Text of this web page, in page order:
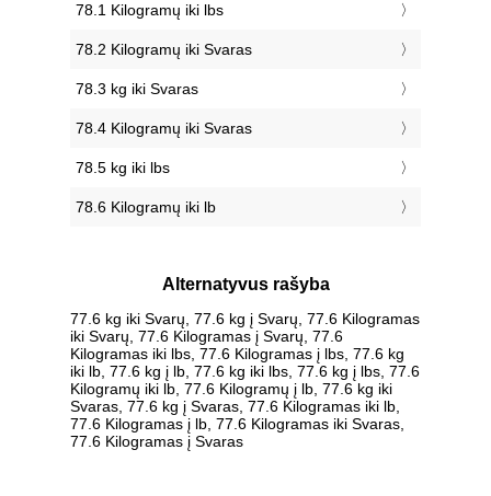
78.1 Kilogramų iki lbs
78.2 Kilogramų iki Svaras
78.3 kg iki Svaras
78.4 Kilogramų iki Svaras
78.5 kg iki lbs
78.6 Kilogramų iki lb
Alternatyvus rašyba
77.6 kg iki Svarų, 77.6 kg į Svarų, 77.6 Kilogramas
iki Svarų, 77.6 Kilogramas į Svarų, 77.6
Kilogramas iki lbs, 77.6 Kilogramas į lbs, 77.6 kg
iki lb, 77.6 kg į lb, 77.6 kg iki lbs, 77.6 kg į lbs, 77.6
Kilogramų iki lb, 77.6 Kilogramų į lb, 77.6 kg iki
Svaras, 77.6 kg į Svaras, 77.6 Kilogramas iki lb,
77.6 Kilogramas į lb, 77.6 Kilogramas iki Svaras,
77.6 Kilogramas į Svaras